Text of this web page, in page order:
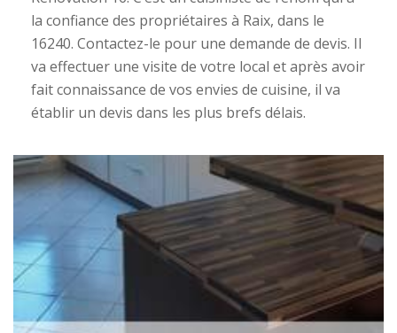
la confiance des propriétaires à Raix, dans le
16240. Contactez-le pour une demande de devis. Il
va effectuer une visite de votre local et après avoir
fait connaissance de vos envies de cuisine, il va
établir un devis dans les plus brefs délais.